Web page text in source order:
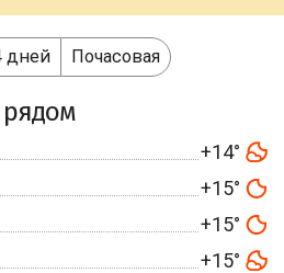
дней Почасовая
рядом
+14°
+15°
+15°
+15°